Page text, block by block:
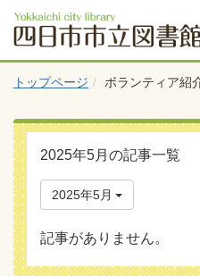
トップページ ボランティア紹
2025年5月の記事一覧
2025年5月
記事がありません。